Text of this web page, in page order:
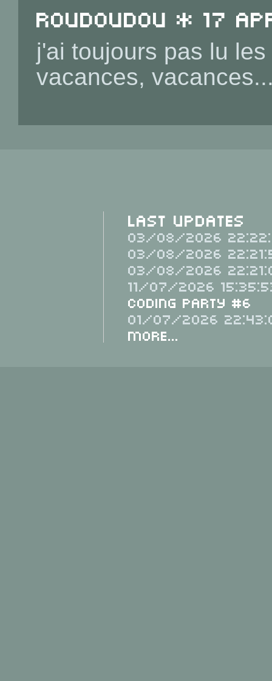
roudoudou * 17
j'ai toujours pas lu
vacances,
Last Updates
03/08/2026
03/08/2026
03/08/2026
11/07/2026
Coding Party #6
01/07/2026
More...